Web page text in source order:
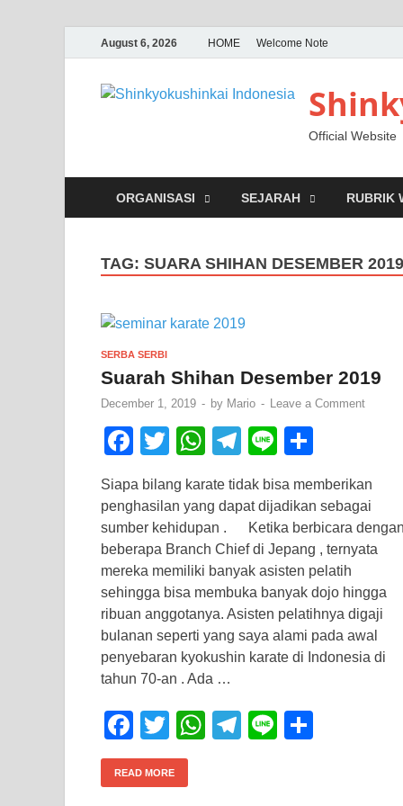
August 6, 2026 HOME Welcome Note
Official Website
ORGANISASI SEJARAH RUBRIK
TAG: SUARA SHIHAN DESEMBER 2019
SERBA SERBI
Suarah Shihan Desember 2019
December 1, 2019 - by Mario - Leave a Comment
F
c
e
b
o
o
k
T
tt
er
W
at
s
A
p
p
T
e
gr
a
m
Li
e
ar
e
Siapa bilang karate tidak bisa memberikan
penghasilan yang dapat dijadikan sebagai
sumber kehidupan . Ketika berbicara dengan
beberapa Branch Chief di Jepang , ternyata
mereka memiliki banyak asisten pelatih
sehingga bisa membuka banyak dojo hingga
ribuan anggotanya. Asisten pelatihnya digaji
bulanan seperti yang saya alami pada awal
penyebaran kyokushin karate di Indonesia di
tahun 70-an . Ada …
F
a
c
T
wi
tt
W T
Li
READ MORE